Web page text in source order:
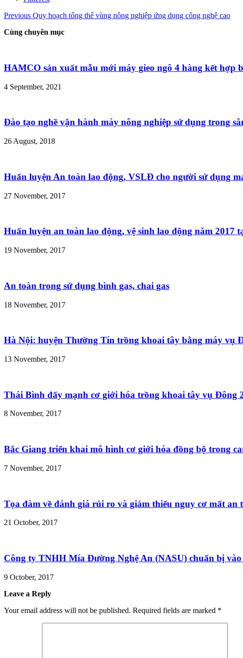
Previous Quy hoạch tổng thể vùng nông nghiệp ứng dụng công nghệ cao
Cùng chuyên mục
HAMCO sản xuất mẫu mới máy gieo ngô 4 hàng kết hợp
4 September, 2021
Đào tạo nghề vận hành máy nông nghiệp sử dụng trong
26 August, 2018
Huấn luyện An toàn lao động, VSLĐ cho người sử dụng
27 November, 2017
Huấn luyện an toàn lao động, vệ sinh lao động năm 2017
19 November, 2017
An toàn trong sử dụng bình gas, chai gas
18 November, 2017
Hà Nội: huyện Thường Tín trồng khoai tây bằng máy vụ
13 November, 2017
Thái Bình đẩy mạnh cơ giới hóa trồng khoai tây vụ Đông
8 November, 2017
Bắc Giang triển khai mô hình cơ giới hóa đồng bộ trong
7 November, 2017
Tọa đàm về đánh giá rủi ro và giảm thiểu nguy cơ mất an
21 October, 2017
Công ty TNHH Mía Đường Nghệ An (NASU) chuẩn bị vào
9 October, 2017
Leave a Reply
Your email address will not be published. Required fields are marked *